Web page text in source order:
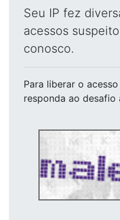
Seu IP fez
acessos
conosco.
Para liberar o acesso
responda ao desafio